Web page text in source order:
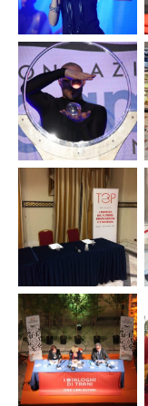
Cipollini
Evento di
premiazione
vincitori
bando
orizzonti
Solidali
Fondazione
Megamark
– concerto di
Alessandra
Amoroso
Cena di
gala
Fondazione
Megamark
Evento Top
Megamark
Caserta